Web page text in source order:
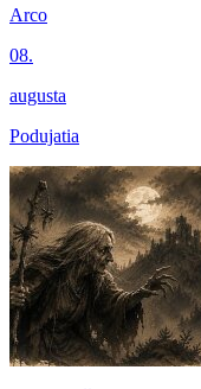
Arco
08.
augusta
Podujatia